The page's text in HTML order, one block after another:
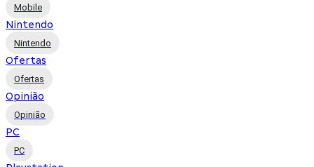
Mobile
Nintendo
Nintendo
Ofertas
Ofertas
Opinião
Opinião
PC
PC